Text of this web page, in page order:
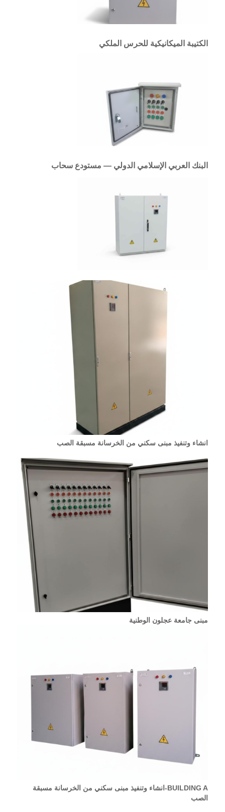
الكتيبة الميكانيكية للحرس الملكي
البنك العربي الإسلامي الدولي — مستودع سحاب
انشاء وتنفيذ مبنى سكني من الخرسانة مسبقة الصب
مبنى جامعة عجلون الوطنية
BUILDING A-انشاء وتنفيذ مبنى سكني من الخرسانة مسبقة
الصب